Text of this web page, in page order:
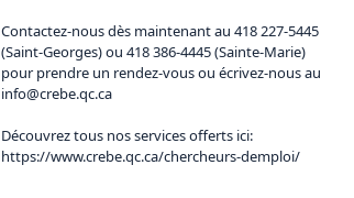
Contactez-nous dès maintenant au 418 227-5445
(Saint-Georges) ou 418 386-4445 (Sainte-Marie)
pour prendre un rendez-vous ou écrivez-nous au
info@crebe.qc.ca
Découvrez tous nos services offerts ici:
https://www.crebe.qc.ca/chercheurs-demploi/